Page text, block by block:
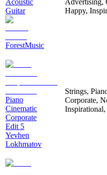
Guitar
ForestMusic
Happy,
Piano
Cinematic
Corporate
Edit 5
Yevhen
Lokhmatov
Strings,
Corporate,